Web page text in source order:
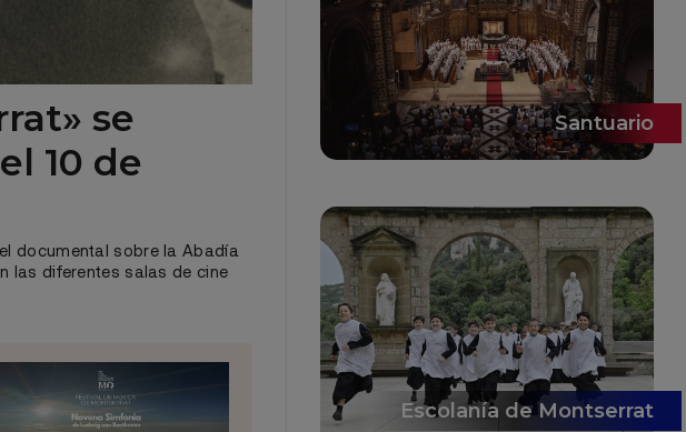
se
10 de
documental sobre la Abadía
las diferentes salas de cine
Santuario
Escolanía de Montserrat